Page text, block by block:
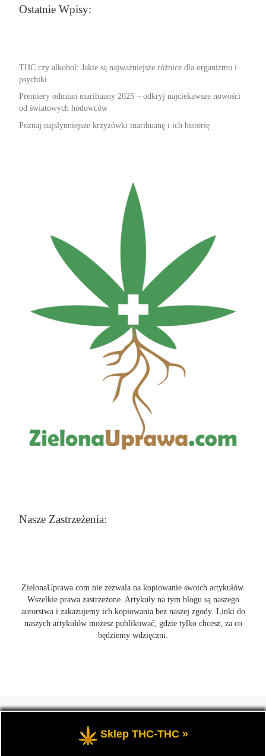
Ostatnie Wpisy:
THC czy alkohol: Jakie są najważniejsze różnice dla organizmu i
psychiki
Premiery odmian marihuany 2025 – odkryj najciekawsze nowości
od światowych hodowców
Poznaj najsłynniejsze krzyżówki marihuanę i ich historię
Nasze Zastrzeżenia:
ZielonaUprawa.com nie zezwala na kopiowanie swoich artykułów.
Wszelkie prawa zastrzeżone. Artykuły na tym blogu są naszego
autorstwa i zakazujemy ich kopiowania bez naszej zgody. Linki do
naszych artykułów możesz publikować, gdzie tylko chcesz, za co
będziemy wdzięczni.
wszystko o uprawie i hodowli marihunay, roślin konopi indoor
oraz outdoor.
Sklep THC-THC »